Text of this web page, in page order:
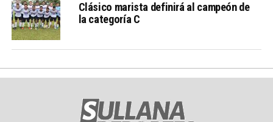
Clásico marista definirá al campeón de
la categoría C